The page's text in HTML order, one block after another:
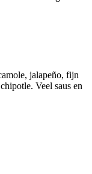
jalapeño, fijn
Veel saus en